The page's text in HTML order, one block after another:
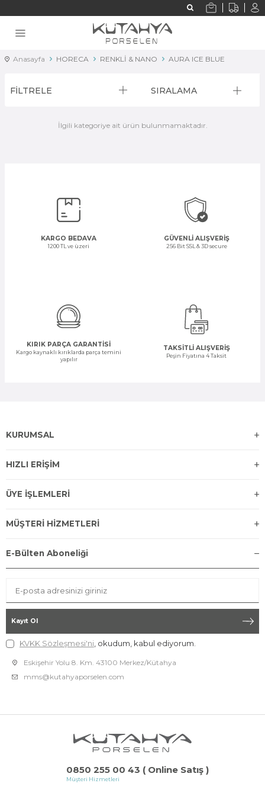
Anasayfa HORECA RENKLİ & NANO AURA ICE BLUE
FİLTRELE SIRALAMA
İlgili kategoriye ait ürün bulunmamaktadır.
KARGO BEDAVA
1200 TL ve üzeri
GÜVENLİ ALIŞVERİŞ
256 Bit SSL & 3D secure
KIRIK PARÇA GARANTİSİ
Kargo kaynaklı kırıklarda parça temini
yapılır
TAKSİTLİ ALIŞVERİŞ
Peşin Fiyatına 4 Taksit
0850 255 00 43 ( Online Satış )
Müşteri Hizmetleri
KURUMSAL
HIZLI ERİŞİM
ÜYE İŞLEMLERİ
MÜŞTERİ HİZMETLERİ
E-Bülten Aboneliği
Kayıt Ol
KVKK Sözleşmesi'ni , okudum, kabul ediyorum.
Eskişehir Yolu 8. Km. 43100 Merkez/Kütahya
mms@kutahyaporselen.com